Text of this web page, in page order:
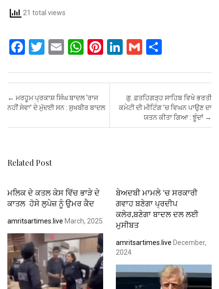
21 total views
F
ce
b
o
o
T
tt
er
E
ail
W
at
s
A
p
Pi
er
t
Li
ke
dI
n
G
ail ar
e
Post navigation
← ਮਰਹੂਮ ਪ੍ਰਕਾਸ਼ ਸਿੰਘ ਬਾਦਲ ‘ਰਾਜ
ਨਹੀਂ ਸੇਵਾ’ ਦੇ ਮੁੱਦਈ ਸਨ : ਸੁਖਬੀਰ ਬਾਦਲ
ਗੁ. ਫ਼ਤਹਿਗੜ੍ਹ ਸਾਹਿਬ ਵਿਖੇ ਭਰਤੀ
ਕਮੇਟੀ ਦੀ ਮੀਟਿੰਗ ’ਚ ਵਿਘਨ ਪਾਉਣ ਦਾ
ਯਤਨ ਕੀਤਾ ਗਿਆ : ਝੂੰਦਾਂ →
Related Post
ਮਲਿਕ ਦੇ ਕਤਲ ਕੇਸ ਵਿੱਚ ਭਾੜੇ ਦੇ
ਕਾਤਲ ਹੋਸੇ ਲੁਪੇਜ਼ ਨੂੰ ਉਮਰ ਕੈਦ
amritsartimes.live March, 2025
ਬੇਅਦਬੀ ਮਾਮਲੇ ‘ਚ ਸਰਕਾਰੀ
ਗਵਾਹ ਬਣੇਗਾ ਪ੍ਰਦੀਪ
ਕਲੇਰ,ਬਣੇਗਾ ਬਾਦਲ ਦਲ ਲਈ
ਮੁਸੀਬਤ
amritsartimes.live December,
2024